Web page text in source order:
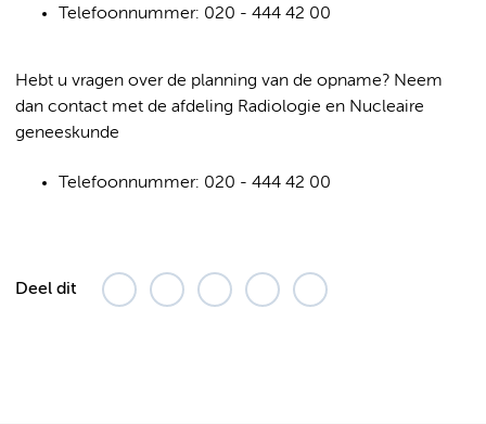
Telefoonnummer: 020 - 444 42 00
Hebt u vragen over de planning van de opname? Neem
dan contact met de afdeling Radiologie en Nucleaire
geneeskunde
Telefoonnummer: 020 - 444 42 00
Deel dit